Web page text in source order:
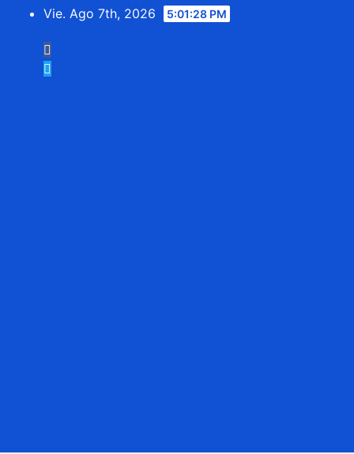
Saltar
contenido
Vie. Ago 7th, 2026 5:01:30 PM